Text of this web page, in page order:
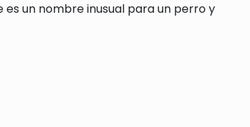
un nombre inusual para un perro y